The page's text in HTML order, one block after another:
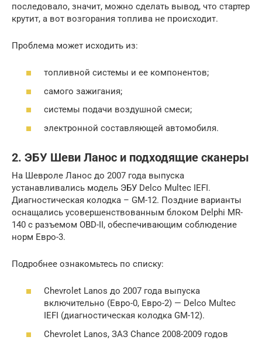
последовало, значит, можно сделать вывод, что стартер
крутит, а вот возгорания топлива не происходит.
Проблема может исходить из:
топливной системы и ее компонентов;
самого зажигания;
системы подачи воздушной смеси;
электронной составляющей автомобиля.
2. ЭБУ Шеви Ланос и подходящие сканеры
На Шевроле Ланос до 2007 года выпуска
устанавливались модель ЭБУ Delco Multec IEFI.
Диагностическая колодка – GM-12. Поздние варианты
оснащались усовершенствованным блоком Delphi MR-
140 с разъемом OBD-II, обеспечивающим соблюдение
норм Евро-3.
Подробнее ознакомьтесь по списку:
Chevrolet Lanos до 2007 года выпуска
включительно (Евро-0, Евро-2) — Delco Multec
IEFI (диагностическая колодка GM-12).
Chevrolet Lanos, ЗАЗ Chance 2008-2009 годов